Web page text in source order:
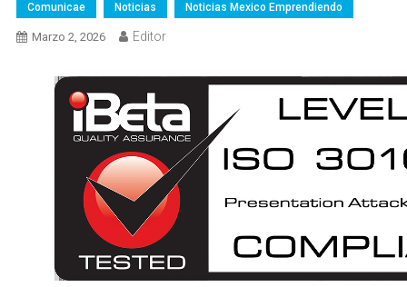
Comunicae Noticias Noticias Mexico Emprendiendo
Marzo 2, 2026 Editor